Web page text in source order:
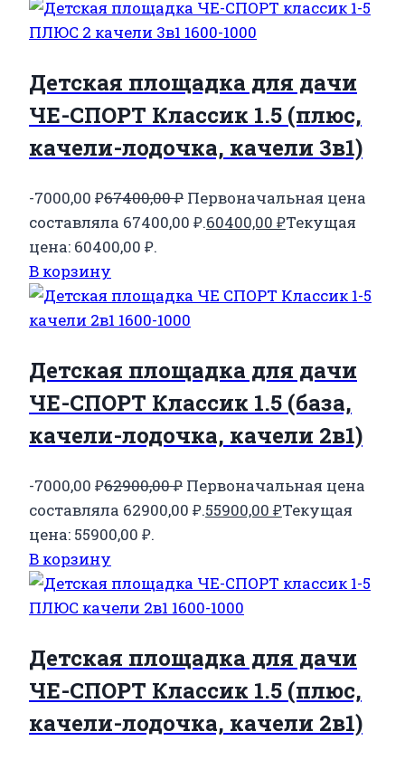
Детская площадка для дачи
ЧЕ-СПОРТ Классик 1.5 (плюс,
качели-лодочка, качели 3в1)
-7000,00 ₽67400,00₽ Первоначальная цена
составляла 67400,00 ₽.60400,00 ₽Текущая
цена: 60400,00 ₽.
В корзину
Детская площадка для дачи
ЧЕ-СПОРТ Классик 1.5 (база,
качели-лодочка, качели 2в1)
-7000,00 ₽62900,00₽ Первоначальная цена
составляла 62900,00 ₽.55900,00 ₽Текущая
цена: 55900,00 ₽.
В корзину
Детская площадка для дачи
ЧЕ-СПОРТ Классик 1.5 (плюс,
качели-лодочка, качели 2в1)